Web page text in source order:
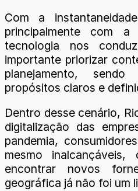
Com a
principalmente com
tecnologia nos
importante priorizar
planejamento,
propósitos claros e
Dentro desse cenário,
digitalização das
pandemia,
mesmo
encontrar novos
geográfica já não foi um